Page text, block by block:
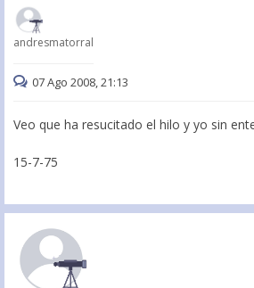
andresmatorral
07 Ago 2008, 21:13
Veo que ha resucitado el hilo y yo sin
15-7-75